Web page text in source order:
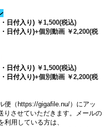
日付入り) ￥1,500(税込)
日付入り)+個別動画 ￥2,200(税
日付入り) ￥1,500(税込)
日付入り)+個別動画 ￥2,200(税
便（https://gigafile.nu/）にアッ
りさせていただきます。メールの
利用している方は、